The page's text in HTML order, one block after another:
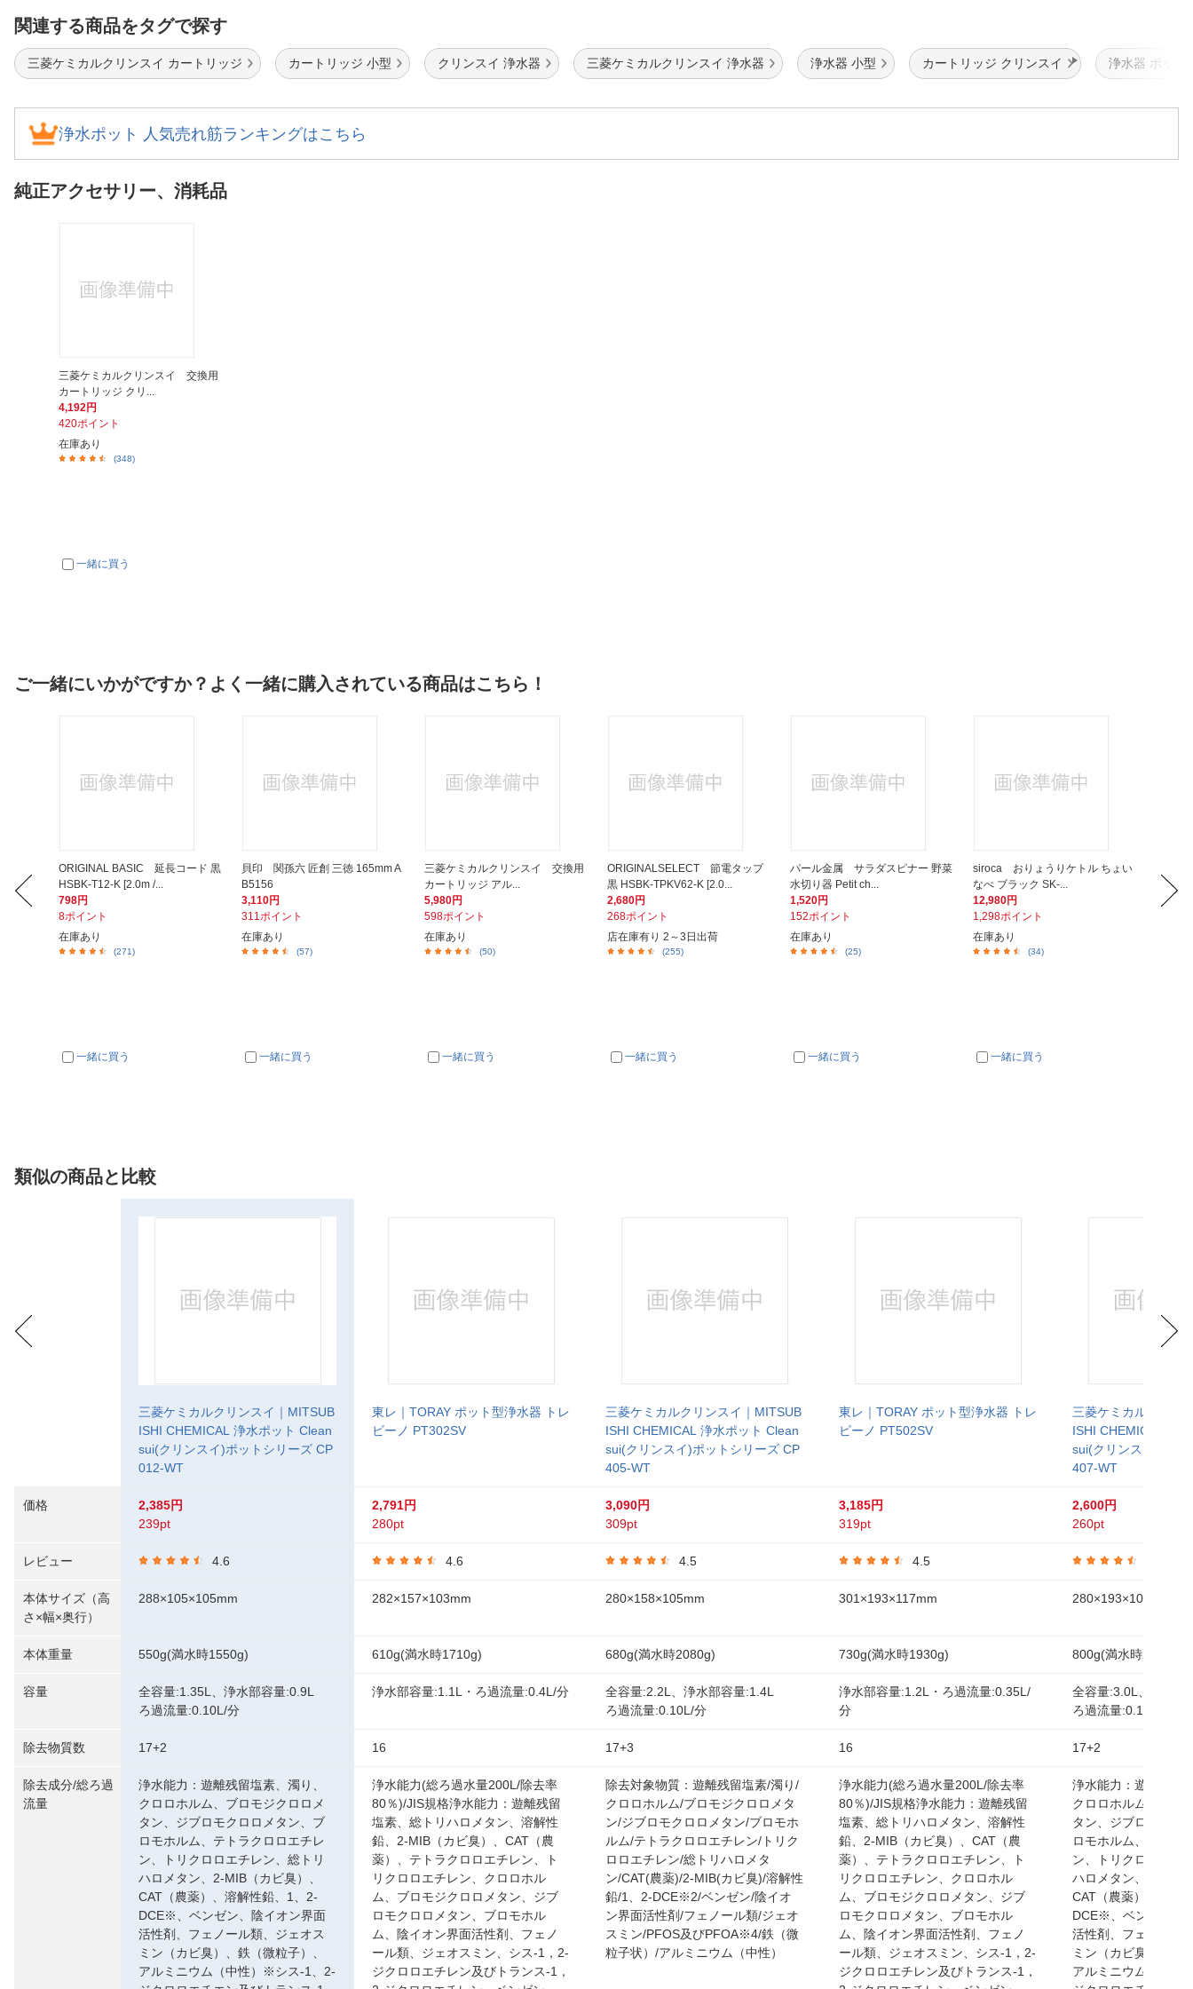
関連する商品をタグで探す
三菱ケミカルクリンスイ カートリッジ カートリッジ 小型 クリンスイ 浄水器 三菱ケミカルクリンスイ 浄水器 浄水器 小型 カートリッジ クリンスイ 浄水器 ポット
浄水ポット 人気売れ筋ランキングはこちら
純正アクセサリー、消耗品
三菱ケミカルクリンスイ 交換用
カートリッジ クリ...
4,192円
420ポイント
在庫あり
(348)
一緒に買う
ご一緒にいかがですか？よく一緒に購入されている商品はこちら！
ORIGINAL BASIC 延長コード 黒
HSBK-T12-K [2.0m /...
798円
8ポイント
在庫あり
(271)
一緒に買う
貝印 関孫六 匠創 三徳 165mm A
B5156
3,110円
311ポイント
在庫あり
(57)
一緒に買う
三菱ケミカルクリンスイ 交換用
カートリッジ アル...
5,980円
598ポイント
在庫あり
(50)
一緒に買う
ORIGINALSELECT 節電タップ
黒 HSBK-TPKV62-K [2.0...
2,680円
268ポイント
店在庫有り 2～3日出荷
(255)
一緒に買う
パール金属 サラダスピナー 野菜
水切り器 Petit ch...
1,520円
152ポイント
在庫あり
(25)
一緒に買う
siroca おりょうりケトル ちょい
なべ ブラック SK-...
12,980円
1,298ポイント
在庫あり
(34)
一緒に買う
全タ
1,180円
類似の商品と比較
価格
レビュー
本体サイズ（高
さ×幅×奥行）
本体重量
容量
除去物質数
除去成分/総ろ過
流量
三菱ケミカルクリンスイ｜MITSUB
ISHI CHEMICAL 浄水ポット Clean
sui(クリンスイ)ポットシリーズ CP
012-WT
2,385円
239pt
4.6
288×105×105mm
550g(満水時1550g)
全容量:1.35L、浄水部容量:0.9L
ろ過流量:0.10L/分
17+2
浄水能力：遊離残留塩素、濁り、
クロロホルム、ブロモジクロロメ
タン、ジブロモクロロメタン、ブ
ロモホルム、テトラクロロエチレ
ン、トリクロロエチレン、総トリ
ハロメタン、2-MIB（カビ臭）、
CAT（農薬）、溶解性鉛、1、2-
DCE※、ベンゼン、陰イオン界面
活性剤、フェノール類、ジェオス
ミン（カビ臭）、鉄（微粒子）、
アルミニウム（中性）※シス-1、2-
東レ｜TORAY ポット型浄水器 トレ
ビーノ PT302SV
2,791円
280pt
4.6
282×157×103mm
610g(満水時1710g)
浄水部容量:1.1L・ろ過流量:0.4L/分
16
浄水能力(総ろ過水量200L/除去率
80％)/JIS規格浄水能力：遊離残留
塩素、総トリハロメタン、溶解性
鉛、2-MIB（カビ臭）、CAT（農
薬）、テトラクロロエチレン、ト
リクロロエチレン、クロロホル
ム、ブロモジクロロメタン、ジブ
ロモクロロメタン、ブロモホル
ム、陰イオン界面活性剤、フェノ
ール類、ジェオスミン、シス-1，2-
ジクロロエチレン及びトランス-1，
三菱ケミカルクリンスイ｜MITSUB
ISHI CHEMICAL 浄水ポット Clean
sui(クリンスイ)ポットシリーズ CP
405-WT
3,090円
309pt
4.5
280×158×105mm
680g(満水時2080g)
全容量:2.2L、浄水部容量:1.4L
ろ過流量:0.10L/分
17+3
除去対象物質：遊離残留塩素/濁り/
クロロホルム/ブロモジクロロメタ
ン/ジブロモクロロメタン/ブロモホ
ルム/テトラクロロエチレン/トリク
ロロエチレン/総トリハロメタ
ン/CAT(農薬)/2-MIB(カビ臭)/溶解性
鉛/1、2-DCE※2/ベンゼン/陰イオ
ン界面活性剤/フェノール類/ジェオ
スミン/PFOS及びPFOA※4/鉄（微
粒子状）/アルミニウム（中性）
東レ｜TORAY ポット型浄水器 トレ
ビーノ PT502SV
3,185円
319pt
4.5
301×193×117mm
730g(満水時1930g)
浄水部容量:1.2L・ろ過流量:0.35L/
分
16
浄水能力(総ろ過水量200L/除去率
80％)/JIS規格浄水能力：遊離残留
塩素、総トリハロメタン、溶解性
鉛、2-MIB（カビ臭）、CAT（農
薬）、テトラクロロエチレン、ト
リクロロエチレン、クロロホル
ム、ブロモジクロロメタン、ジブ
ロモクロロメタン、ブロモホル
ム、陰イオン界面活性剤、フェノ
ール類、ジェオスミン、シス-1，2-
ジクロロエチレン及びトランス-1，
三菱ケミカルクリン
ISHI CHEMICAL 浄
sui(クリンスイ)ポッ
407-WT
2,600円
260pt
280×193×106mm
800g(満水時2700g)
全容量:3.0L、浄水部
ろ過流量:0.10L/分
17+2
浄水能力：遊離残留
クロロホルム、ブロ
タン、ジブロモクロ
ロモホルム、テトラ
ン、トリクロロエチ
ハロメタン、2-MIB
CAT（農薬）、溶解
DCE※、ベンゼン、
活性剤、フェノール
ミン（カビ臭）、鉄
アルミニウム（中性